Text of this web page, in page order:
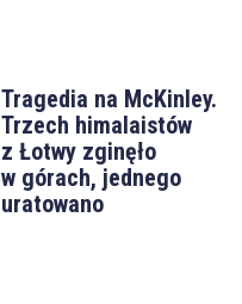
Tragedia na McKinley.
Trzech himalaistów
z Łotwy zginęło
w górach, jednego
uratowano